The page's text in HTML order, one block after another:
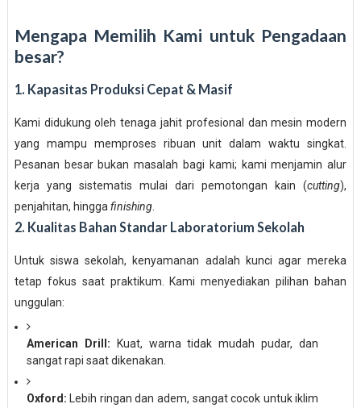
Mengapa Memilih Kami untuk Pengadaan
besar?
1. Kapasitas Produksi Cepat & Masif
Kami didukung oleh tenaga jahit profesional dan mesin modern
yang mampu memproses ribuan unit dalam waktu singkat.
Pesanan besar bukan masalah bagi kami; kami menjamin alur
kerja yang sistematis mulai dari pemotongan kain (cutting),
penjahitan, hingga finishing.
2. Kualitas Bahan Standar Laboratorium Sekolah
Untuk siswa sekolah, kenyamanan adalah kunci agar mereka
tetap fokus saat praktikum. Kami menyediakan pilihan bahan
unggulan:
American Drill: Kuat, warna tidak mudah pudar, dan
sangat rapi saat dikenakan.
Oxford: Lebih ringan dan adem, sangat cocok untuk iklim